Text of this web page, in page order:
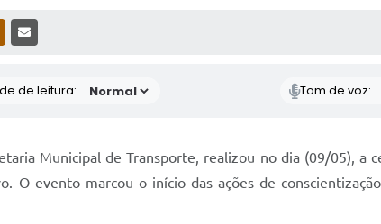
OUTRAS MÍDIAS
de leitura: Tom de voz:
Municipal de Transporte, realizou no dia (09/05), a
O evento marcou o início das ações de